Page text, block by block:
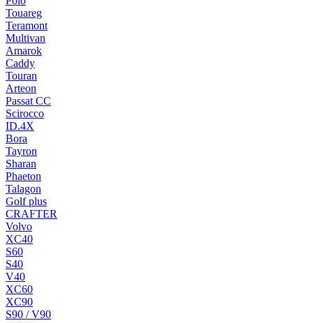
Touareg
Teramont
Multivan
Amarok
Caddy
Touran
Arteon
Passat CC
Scirocco
ID.4X
Bora
Tayron
Sharan
Phaeton
Talagon
Golf plus
CRAFTER
Volvo
XC40
S60
S40
V40
XC60
XC90
S90 / V90